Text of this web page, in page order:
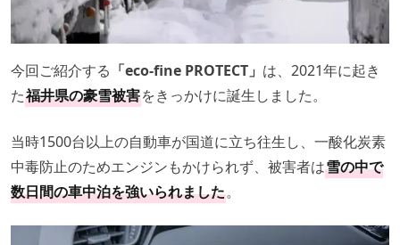
今回ご紹介する 「eco-fine PROTECT」 は、2021年に起き
た福井県の豪雪被害をきっかけに誕生しました。
当時1500台以上の自動車が国道に立ち往生し、一酸化炭素
中毒防止のためエンジンもかけられず、被害者は雪の中で
数日間の車中泊を強いられました。